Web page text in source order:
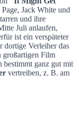
verschoben
Jack White und
und ihre
Juli anlaufen,
ist ein verspäteter
dortige Verleiher das
großartigen Film
bestimmt ganz gut mit
vertreiben, z. B. am